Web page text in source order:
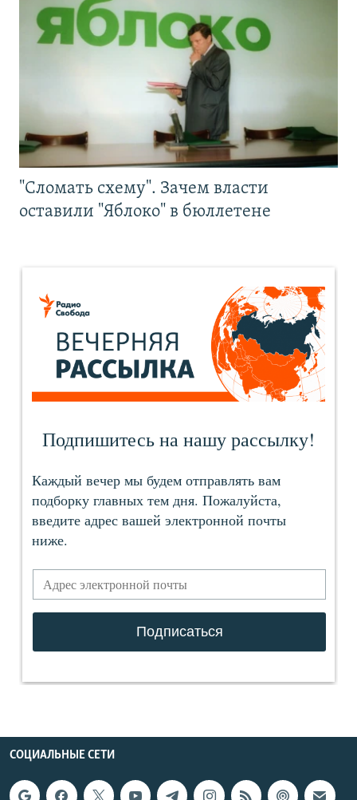
"Сломать схему". Зачем власти
оставили "Яблоко" в бюллетене
СОЦИАЛЬНЫЕ СЕТИ